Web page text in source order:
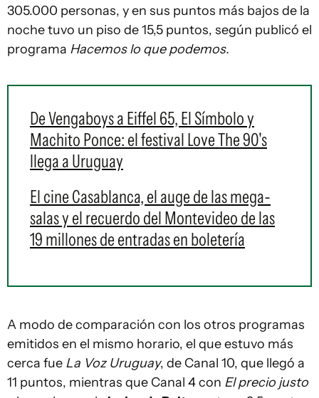
305.000 personas, y en sus puntos más bajos de la
noche tuvo un piso de 15,5 puntos, según publicó el
programa Hacemos lo que podemos.
De Vengaboys a Eiffel 65, El Símbolo y
Machito Ponce: el festival Love The 90's
llega a Uruguay
El cine Casablanca, el auge de las mega-
salas y el recuerdo del Montevideo de las
19 millones de entradas en boletería
A modo de comparación con los otros programas
emitidos en el mismo horario, el que estuvo más
cerca fue La Voz Uruguay, de Canal 10, que llegó a
11 puntos, mientras que Canal 4 con El precio justo